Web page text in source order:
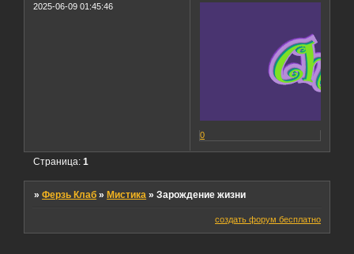
2025-06-09 01:45:46
0
Страница:1
»Ферзь Клаб »Мистика »Зарождение жизни
создать форум бесплатно